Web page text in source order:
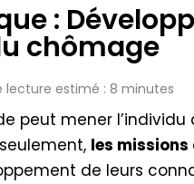
:
chômage
lecture estimé : 8 minutes
peut mener
les
de leurs